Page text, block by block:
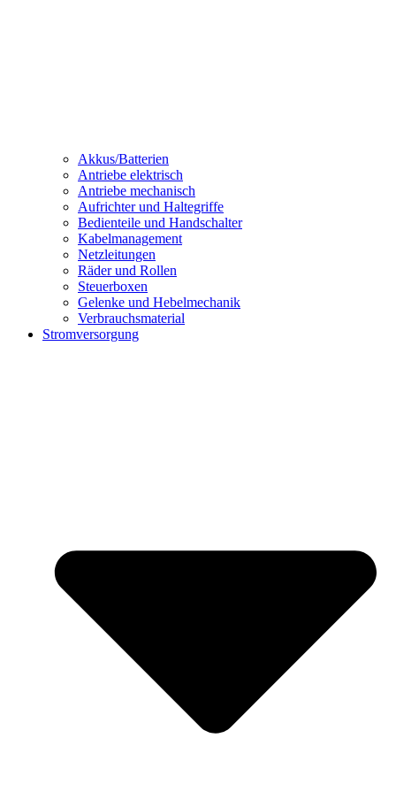
Akkus/Batterien
Antriebe elektrisch
Antriebe mechanisch
Aufrichter und Haltegriffe
Bedienteile und Handschalter
Kabelmanagement
Netzleitungen
Räder und Rollen
Steuerboxen
Gelenke und Hebelmechanik
Verbrauchsmaterial
Stromversorgung